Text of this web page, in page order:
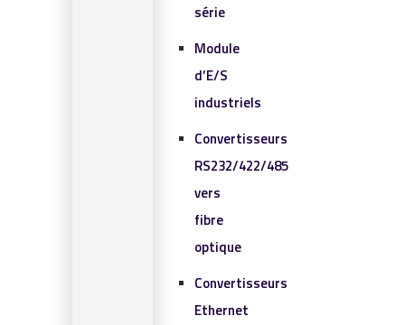
série
Module
d’E/S
industriels
Convertisseurs
RS232/422/485
vers
fibre
optique
Convertisseurs
Ethernet